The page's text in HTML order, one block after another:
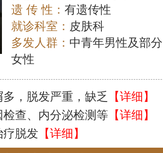
遗 传 性：有遗传性
就诊科室： 皮肤科
多发人群： 中青年男性及部分
女性
，脱发严重，缺乏
【详细】
查、内分泌检测等 【详细】
疗脱发 【详细】